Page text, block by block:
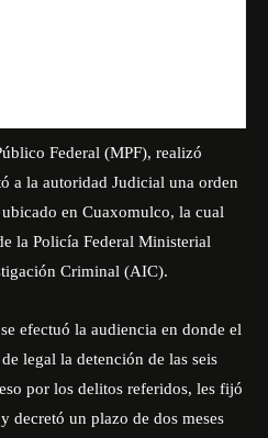
Federal (MPF), realizó
a la autoridad Judicial una orden
en Cuaxomulco, la cual
la Policía Federal Ministerial
Criminal (AIC).
efectuó la audiencia en donde el
legal la detención de las seis
por los delitos referidos, les fijó
decretó un plazo de dos meses